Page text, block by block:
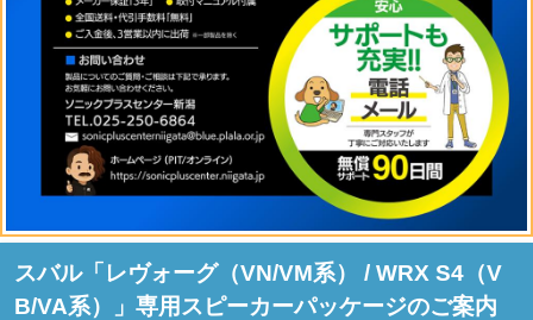
スバル「レヴォーグ（VN/VM系） / WRX S4（V
B/VA系）」専用スピーカーパッケージのご案内